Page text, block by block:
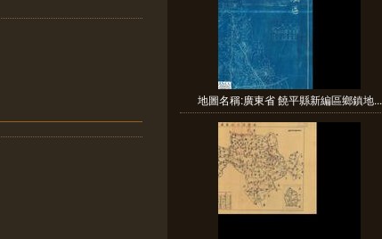
地圖名稱:廣東省 饒平縣新編區鄉鎮地...